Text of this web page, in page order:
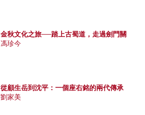
金秋文化之旅──踏上古蜀道，走過劍門關
馮珍今
從顧生岳到沈平：一個座右銘的兩代傳承
劉家美